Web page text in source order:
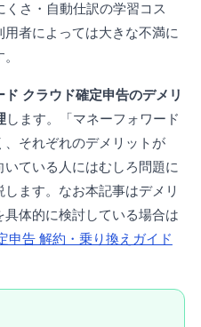
くさ・自動仕訳の学習コス
用者によっては大きな不満に
ド クラウド確定申告のデメリ
します。「マネーフォワード
それぞれのデメリットが
いている人にはむしろ問題に
ます。なお本記事はデメリ
体的に検討している場合は
申告 解約・乗り換えガイド